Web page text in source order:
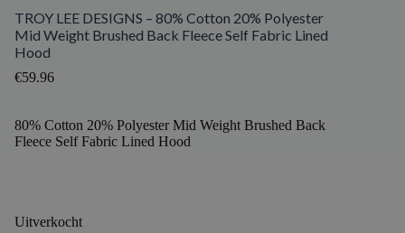
TROY LEE DESIGNS – 80% Cotton 20% Polyester
Mid Weight Brushed Back Fleece Self Fabric Lined
Hood
€59.96
80% Cotton 20% Polyester Mid Weight Brushed Back
Fleece Self Fabric Lined Hood
Uitverkocht